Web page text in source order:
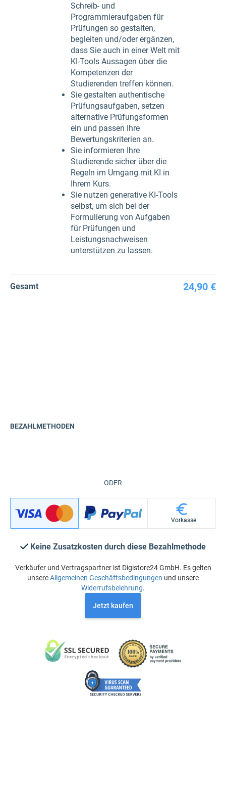
Schreib- und
Programmieraufgaben für
Prüfungen so gestalten,
begleiten und/oder ergänzen,
dass Sie auch in einer Welt mit
KI-Tools Aussagen über die
Kompetenzen der
Studierenden treffen können.
Sie gestalten authentische
Prüfungsaufgaben, setzen
alternative Prüfungsformen
ein und passen Ihre
Bewertungskriterien an.
Sie informieren Ihre
Studierende sicher über die
Regeln im Umgang mit KI in
Ihrem Kurs.
Sie nutzen generative KI-Tools
selbst, um sich bei der
Formulierung von Aufgaben
für Prüfungen und
Leistungsnachweisen
unterstützen zu lassen.
Gesamt 24,90 €
ODER
BEZAHLMETHODEN
Vorkasse
Keine Zusatzkosten durch diese Bezahlmethode
Verkäufer und Vertragspartner ist Digistore24 GmbH. Es gelten
unsereAllgemeinen Geschäftsbedingungen und unsere
Widerrufsbelehrung.
Jetzt kaufen